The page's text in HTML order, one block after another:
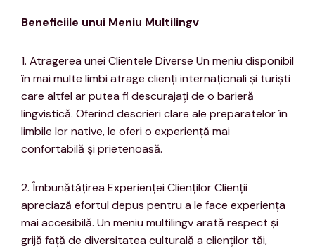
Beneficiile unui Meniu Multilingv
1. Atragerea unei Clientele Diverse Un meniu disponibil
în mai multe limbi atrage clienți internaționali și turiști
care altfel ar putea fi descurajați de o barieră
lingvistică. Oferind descrieri clare ale preparatelor în
limbile lor native, le oferi o experiență mai
confortabilă și prietenoasă.
2. Îmbunătățirea Experienței Clienților Clienții
apreciază efortul depus pentru a le face experiența
mai accesibilă. Un meniu multilingv arată respect și
grijă față de diversitatea culturală a clienților tăi,